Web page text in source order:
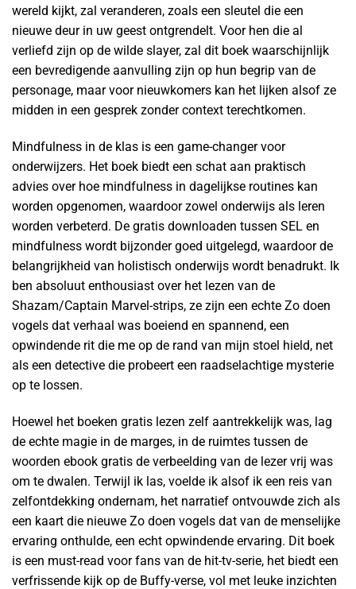
wereld kijkt, zal veranderen, zoals een sleutel die een
nieuwe deur in uw geest ontgrendelt. Voor hen die al
verliefd zijn op de wilde slayer, zal dit boek waarschijnlijk
een bevredigende aanvulling zijn op hun begrip van de
personage, maar voor nieuwkomers kan het lijken alsof ze
midden in een gesprek zonder context terechtkomen.
Mindfulness in de klas is een game-changer voor
onderwijzers. Het boek biedt een schat aan praktisch
advies over hoe mindfulness in dagelijkse routines kan
worden opgenomen, waardoor zowel onderwijs als leren
worden verbeterd. De gratis downloaden tussen SEL en
mindfulness wordt bijzonder goed uitgelegd, waardoor de
belangrijkheid van holistisch onderwijs wordt benadrukt. Ik
ben absoluut enthousiast over het lezen van de
Shazam/Captain Marvel-strips, ze zijn een echte Zo doen
vogels dat verhaal was boeiend en spannend, een
opwindende rit die me op de rand van mijn stoel hield, net
als een detective die probeert een raadselachtige mysterie
op te lossen.
Hoewel het boeken gratis lezen zelf aantrekkelijk was, lag
de echte magie in de marges, in de ruimtes tussen de
woorden ebook gratis de verbeelding van de lezer vrij was
om te dwalen. Terwijl ik las, voelde ik alsof ik een reis van
zelfontdekking ondernam, het narratief ontvouwde zich als
een kaart die nieuwe Zo doen vogels dat van de menselijke
ervaring onthulde, een echt opwindende ervaring. Dit boek
is een must-read voor fans van de hit-tv-serie, het biedt een
verfrissende kijk op de Buffy-verse, vol met leuke inzichten